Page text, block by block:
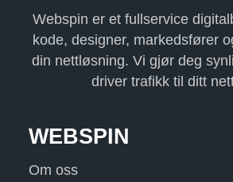
Webspin er et fullservice
kode, designer, markedsfører
din nettløsning. Vi gjør deg
driver trafikk til ditt
WEBSPIN
Om oss